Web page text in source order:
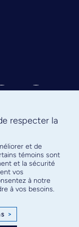
facultaire
respecter la
et de
témoins sont
et la sécurité
vos
à notre
à vos besoins.
>